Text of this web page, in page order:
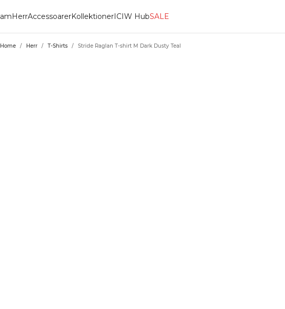
HerrAccessoarerKollektionerICIW HubSALE
Home / Herr / T-Shirts / Stride Raglan T-shirt M Dark Dusty Teal